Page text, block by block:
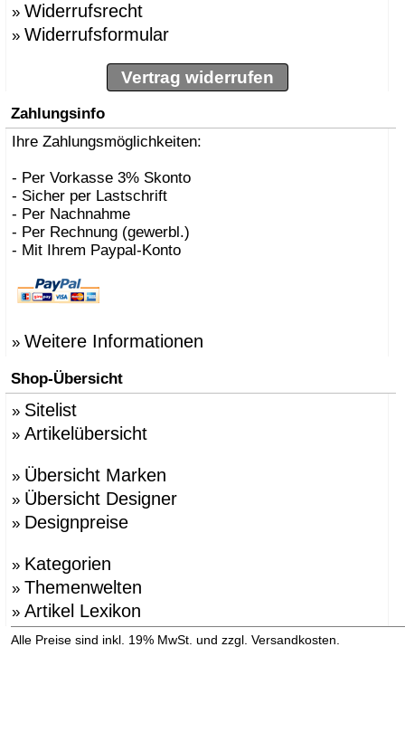
» Widerrufsrecht
» Widerrufsformular
Vertrag widerrufen
Zahlungsinfo
Ihre Zahlungsmöglichkeiten:
- Per Vorkasse 3% Skonto
- Sicher per Lastschrift
- Per Nachnahme
- Per Rechnung (gewerbl.)
- Mit Ihrem Paypal-Konto
» Weitere Informationen
Shop-Übersicht
» Sitelist
» Artikelübersicht
» Übersicht Marken
» Übersicht Designer
» Designpreise
» Kategorien
» Themenwelten
» Artikel Lexikon
Alle Preise sind inkl. 19% MwSt. und zzgl. Versandkosten.